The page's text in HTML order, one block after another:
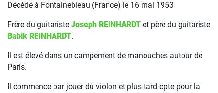
Décédé à Fontainebleau (France) le 16 mai 1953
Frère du guitariste Joseph REINHARDT et père du guitariste
Babik REINHARDT.
Il est élevé dans un campement de manouches autour de
Paris.
Il commence par jouer du violon et plus tard opte pour la